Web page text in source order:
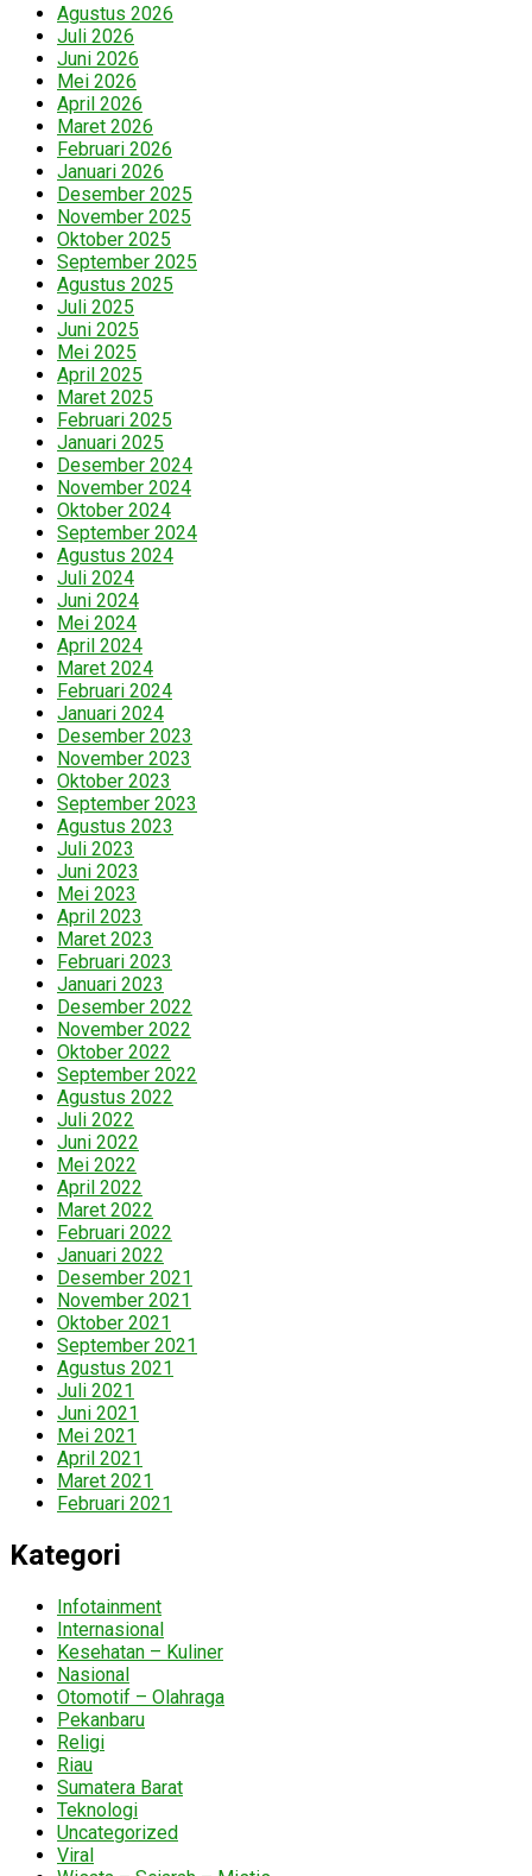
Agustus 2026
Juli 2026
Juni 2026
Mei 2026
April 2026
Maret 2026
Februari 2026
Januari 2026
Desember 2025
November 2025
Oktober 2025
September 2025
Agustus 2025
Juli 2025
Juni 2025
Mei 2025
April 2025
Maret 2025
Februari 2025
Januari 2025
Desember 2024
November 2024
Oktober 2024
September 2024
Agustus 2024
Juli 2024
Juni 2024
Mei 2024
April 2024
Maret 2024
Februari 2024
Januari 2024
Desember 2023
November 2023
Oktober 2023
September 2023
Agustus 2023
Juli 2023
Juni 2023
Mei 2023
April 2023
Maret 2023
Februari 2023
Januari 2023
Desember 2022
November 2022
Oktober 2022
September 2022
Agustus 2022
Juli 2022
Juni 2022
Mei 2022
April 2022
Maret 2022
Februari 2022
Januari 2022
Desember 2021
November 2021
Oktober 2021
September 2021
Agustus 2021
Juli 2021
Juni 2021
Mei 2021
April 2021
Maret 2021
Februari 2021
Kategori
Infotainment
Internasional
Kesehatan – Kuliner
Nasional
Otomotif – Olahraga
Pekanbaru
Religi
Riau
Sumatera Barat
Teknologi
Uncategorized
Viral